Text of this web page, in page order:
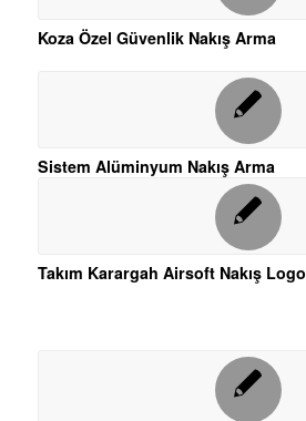
Koza Özel Güvenlik Nakış Arma
Sistem Alüminyum Nakış Arma
Takım Karargah Airsoft Nakış Logo